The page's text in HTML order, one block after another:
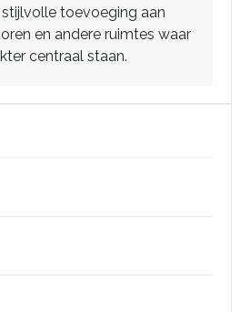
toevoeging aan
en andere ruimtes waar
centraal staan.